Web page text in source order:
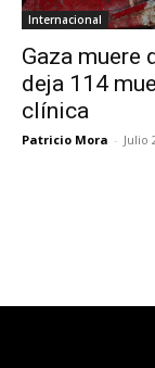
Internacional
Gaza muere
deja 114
clínica
Patricio Mora - Julio